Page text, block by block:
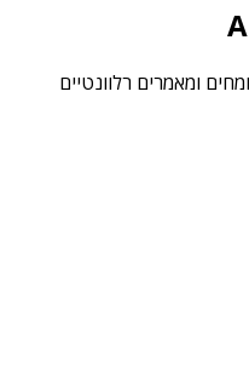
ומאמרים רלוונטיים